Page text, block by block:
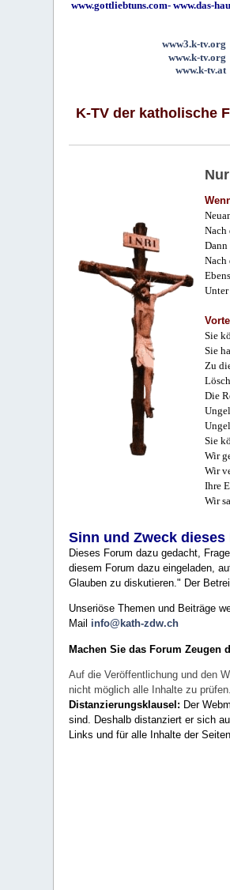
www.gottliebtuns.com-www.das-
www3.k-tv.org
www.k-tv.org
www.k-tv.at
K-TV der katholische
Nach
Dann
Nach
Sie
Sie
Zu
Die
Sie
Wir
Wir
Ihre
Wir
Sinn und Zweck dieses
Dieses Forum dazu gedacht,
diesem Forum dazu eingeladen,
Glauben zu diskutieren." Der
Unseriöse Themen und Beiträge
Mail info@kath-zdw.ch
Machen Sie das Forum Zeugen
Auf die Veröffentlichung und den
nicht möglich alle Inhalte zu
Distanzierungsklausel: Der
sind. Deshalb distanziert er sich
Links und für alle Inhalte der